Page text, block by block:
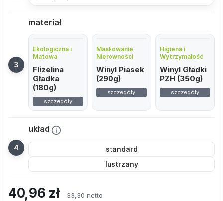
materiał
Ekologiczna i
Matowa
Flizelina
Gładka
(180g)
szczegóły
Maskowanie
Nierówności
Winyl Piasek
(290g)
szczegóły
Higiena i
Wytrzymałość
Winyl Gładki
PZH (350g)
szczegóły
układ
standard
lustrzany
40,96 zł 33,30 netto